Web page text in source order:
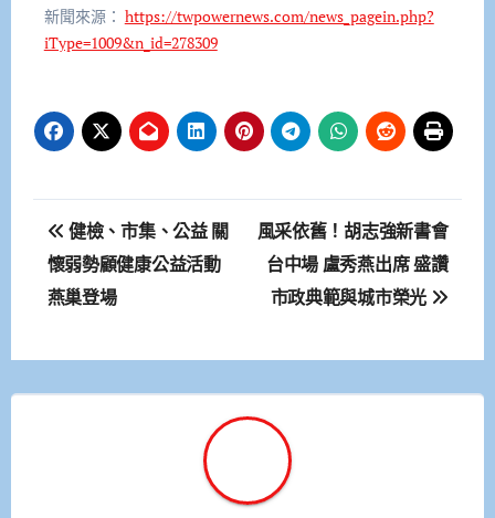
新聞來源： https://twpowernews.com/news_pagein.php?
iType=1009&n_id=278309
文
章
導
覽
健檢、市集、公益 關
懷弱勢顧健康公益活動
燕巢登場
風采依舊！胡志強新書會
台中場 盧秀燕出席 盛讚
市政典範與城市榮光